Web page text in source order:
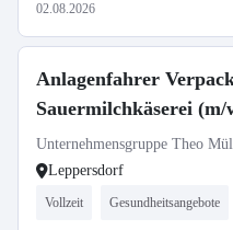
02.08.2026
Anlagenfahrer
Sauermilchkäserei (m/
Unternehmensgruppe Theo
Leppersdorf
Vollzeit Gesundheitsangebote